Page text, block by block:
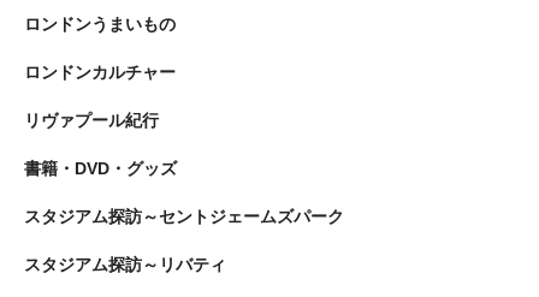
ロンドンうまいもの
ロンドンカルチャー
リヴァプール紀行
書籍・DVD・グッズ
スタジアム探訪～セントジェームズパーク
スタジアム探訪～リバティ